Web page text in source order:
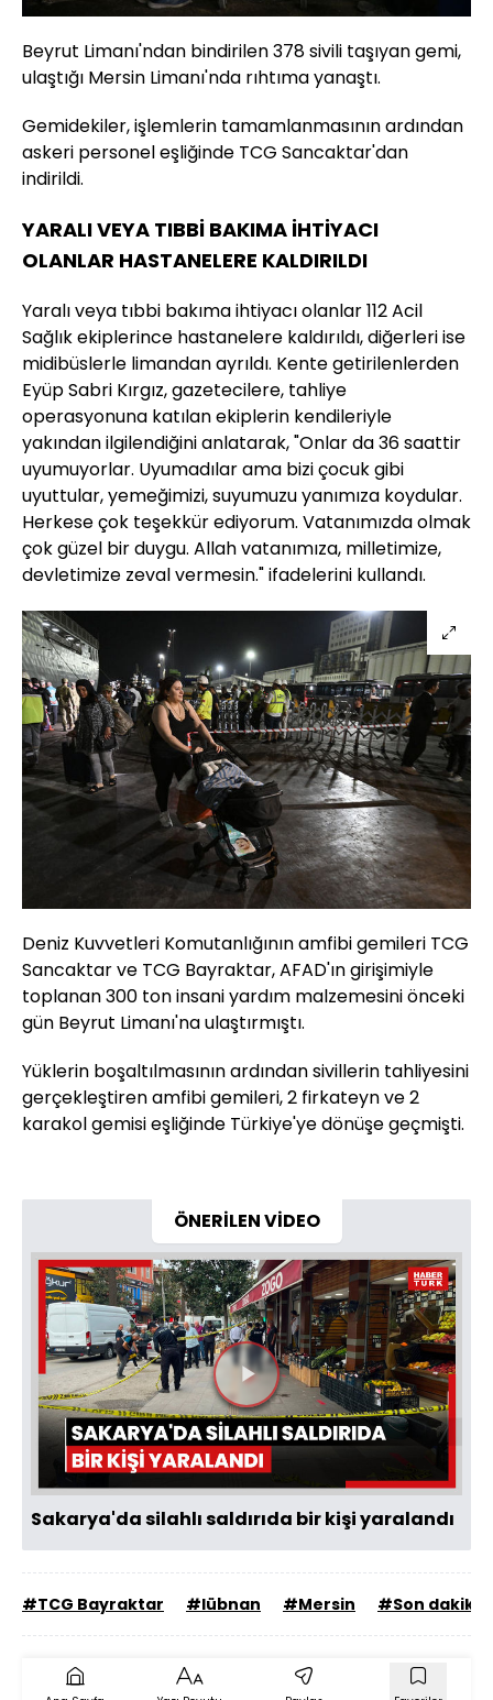
Beyrut Limanı'ndan bindirilen 378 sivili taşıyan gemi,
ulaştığı Mersin Limanı'nda rıhtıma yanaştı.
Gemidekiler, işlemlerin tamamlanmasının ardından
askeri personel eşliğinde TCG Sancaktar'dan
indirildi.
YARALI VEYA TIBBİ BAKIMA İHTİYACI
OLANLAR HASTANELERE KALDIRILDI
Yaralı veya tıbbi bakıma ihtiyacı olanlar 112 Acil
Sağlık ekiplerince hastanelere kaldırıldı, diğerleri ise
midibüslerle limandan ayrıldı. Kente getirilenlerden
Eyüp Sabri Kırgız, gazetecilere, tahliye
operasyonuna katılan ekiplerin kendileriyle
yakından ilgilendiğini anlatarak, "Onlar da 36 saattir
uyumuyorlar. Uyumadılar ama bizi çocuk gibi
uyuttular, yemeğimizi, suyumuzu yanımıza koydular.
Herkese çok teşekkür ediyorum. Vatanımızda olmak
çok güzel bir duygu. Allah vatanımıza, milletimize,
devletimize zeval vermesin." ifadelerini kullandı.
Deniz Kuvvetleri Komutanlığının amfibi gemileri TCG
Sancaktar ve TCG Bayraktar, AFAD'ın girişimiyle
toplanan 300 ton insani yardım malzemesini önceki
gün Beyrut Limanı'na ulaştırmıştı.
Yüklerin boşaltılmasının ardından sivillerin tahliyesini
gerçekleştiren amfibi gemileri, 2 firkateyn ve 2
karakol gemisi eşliğinde Türkiye'ye dönüşe geçmişti.
ÖNERİLEN VİDEO
Videoyu
Oynat
Sakarya'da silahlı saldırıda bir kişi yaralandı
#TCG Bayraktar #lübnan #Mersin #Son dakika